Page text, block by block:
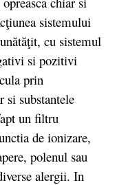
ţiunea sistemului
t, cu sistemul
si pozitivi
prin
si substantele
un filtru
de ionizare,
polenul sau
alergii. In